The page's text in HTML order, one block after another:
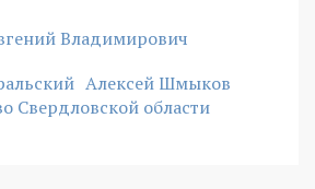
Владимирович
Алексей Шмыков
Свердловской области